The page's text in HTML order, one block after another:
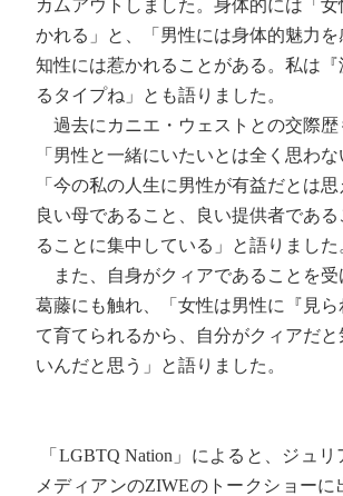
カムアウトしました。身体的には「
かれる」と、「男性には身体的魅力を
知性には惹かれることがある。私は
るタイプね」とも語りました。
過去にカニエ・ウェストとの交際歴
「男性と一緒にいたいとは全く思わな
「今の私の人生に男性が有益だとは
良い母であること、良い提供者である
ることに集中している」と語りました
また、自身がクィアであることを受
葛藤にも触れ、「女性は男性に『見ら
て育てられるから、自分がクィアだ
いんだと思う」と語りました。
「LGBTQ Nation」によると、ジュリ
メディアンのZIWEのトークショー